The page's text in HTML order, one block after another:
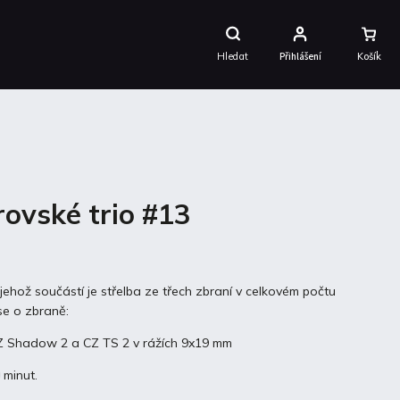
Hledat
Nákupní
Košík
Přihlášení
trio #13
součástí je střelba ze třech zbraní v celkovém počtu
o zbraně:
Shadow 2 a CZ TS 2 v rážích 9x19 mm